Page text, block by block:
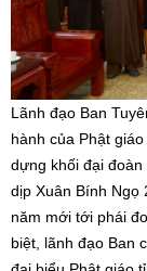
Lãnh đạo Ban
hành của Phật
dựng khối đại
dịp Xuân Bính Ngọ
năm mới tới phái
biệt, lãnh đạo Ban